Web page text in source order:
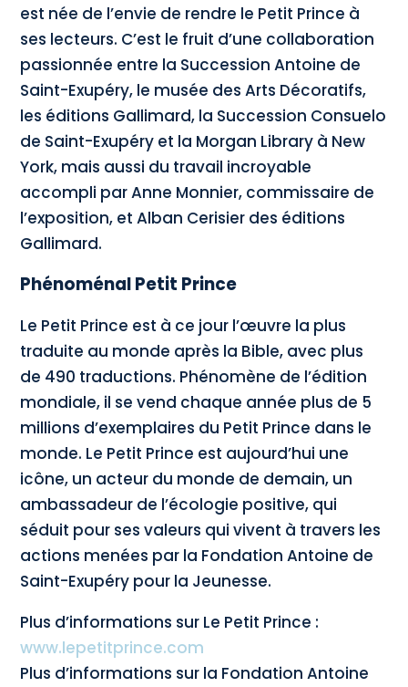
est née de l’envie de rendre le Petit Prince à
ses lecteurs. C’est le fruit d’une collaboration
passionnée entre la Succession Antoine de
Saint-Exupéry, le musée des Arts Décoratifs,
les éditions Gallimard, la Succession Consuelo
de Saint-Exupéry et la Morgan Library à New
York, mais aussi du travail incroyable
accompli par Anne Monnier, commissaire de
l’exposition, et Alban Cerisier des éditions
Gallimard.
Phénoménal Petit Prince
Le Petit Prince est à ce jour l’œuvre la plus
traduite au monde après la Bible, avec plus
de 490 traductions. Phénomène de l’édition
mondiale, il se vend chaque année plus de 5
millions d’exemplaires du Petit Prince dans le
monde. Le Petit Prince est aujourd’hui une
icône, un acteur du monde de demain, un
ambassadeur de l’écologie positive, qui
séduit pour ses valeurs qui vivent à travers les
actions menées par la Fondation Antoine de
Saint-Exupéry pour la Jeunesse.
Plus d’informations sur Le Petit Prince :
www.lepetitprince.com
Plus d’informations sur la Fondation Antoine